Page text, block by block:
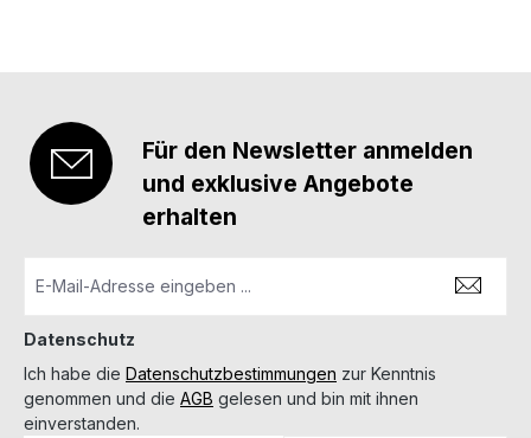
Für den Newsletter anmelden
und exklusive Angebote
erhalten
Datenschutz
Ich habe die Datenschutzbestimmungen zur Kenntnis
genommen und die AGB gelesen und bin mit ihnen
einverstanden.